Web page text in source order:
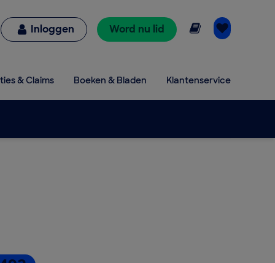
Inloggen Word nu lid Online lezen
& Claims Boeken & Bladen Klantenservice